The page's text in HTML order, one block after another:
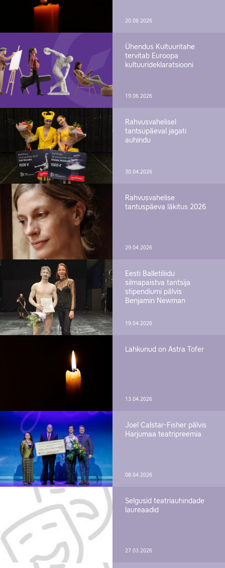
20.06.2026
Ühendus Kultuuritahe
tervitab Euroopa
kultuurideklaratsiooni
19.06.2026
Rahvusvahelisel
tantsupäeval jagati
auhindu
30.04.2026
Rahvusvahelise
tantuspäeva läkitus 2026
29.04.2026
Eesti Balletiliidu
silmapaistva tantsija
stipendiumi pälvis
Benjamin Newman
19.04.2026
Lahkunud on Astra Tofer
13.04.2026
Joel Calstar-Fisher pälvis
Harjumaa teatripreemia
08.04.2026
Selgusid teatriauhindade
laureaadid
27.03.2026